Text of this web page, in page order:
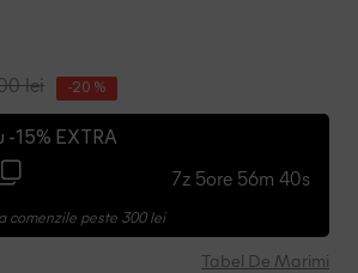
lei -20 %
-15% EXTRA
7z 5ore 56m 39s
comenzile peste 300 lei
Tabel De Marimi